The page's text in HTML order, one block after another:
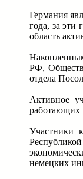
Германия
года, за эти
область
РФ,
отдела
Активное
работающих
Участники
немецких